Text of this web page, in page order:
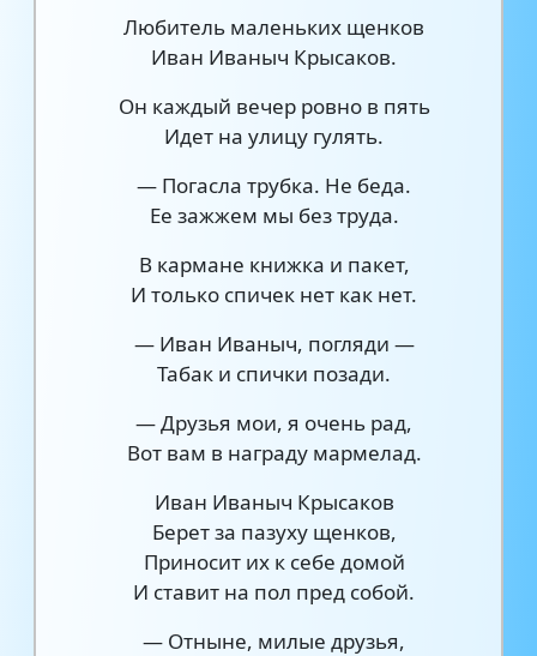
Любитель маленьких щенков
Иван Иваныч Крысаков.
Он каждый вечер ровно в пять
Идет на улицу гулять.
— Погасла трубка. Не беда.
Ее зажжем мы без труда.
В кармане книжка и пакет,
И только спичек нет как нет.
— Иван Иваныч, погляди —
Табак и спички позади.
— Друзья мои, я очень рад,
Вот вам в награду мармелад.
Иван Иваныч Крысаков
Берет за пазуху щенков,
Приносит их к себе домой
И ставит на пол пред собой.
— Отныне, милые друзья,